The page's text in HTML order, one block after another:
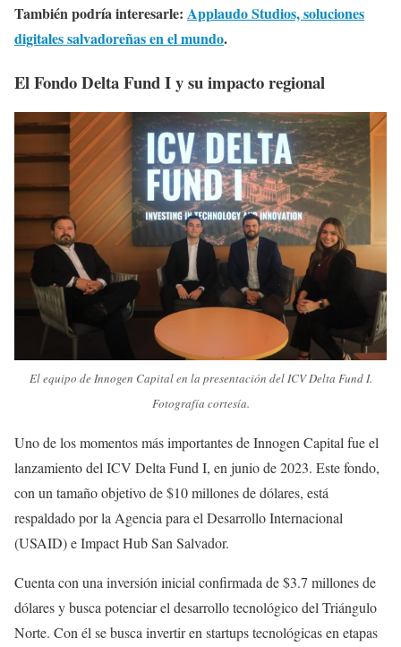
También podría interesarle: Applaudo Studios, soluciones
digitales salvadoreñas en el mundo.
El Fondo Delta Fund I y su impacto regional
El equipo de Innogen Capital en la presentación del ICV Delta Fund I.
Fotografía cortesía.
Uno de los momentos más importantes de Innogen Capital fue el
lanzamiento del ICV Delta Fund I, en junio de 2023. Este fondo,
con un tamaño objetivo de $10 millones de dólares, está
respaldado por la Agencia para el Desarrollo Internacional
(USAID) e Impact Hub San Salvador.
Cuenta con una inversión inicial confirmada de $3.7 millones de
dólares y busca potenciar el desarrollo tecnológico del Triángulo
Norte. Con él se busca invertir en startups tecnológicas en etapas